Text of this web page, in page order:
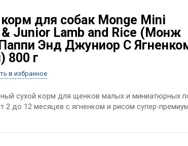
для собак Monge Mini
& Junior Lamb and Rice (Монж
Энд Джуниор С
800 г
в избранное
сухой корм для щенков малых и миниатюрных
2 до 12 месяцев с ягненком и рисом супер-